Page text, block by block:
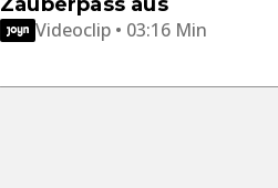
Zauberpass aus
Videoclip • 03:16 Min